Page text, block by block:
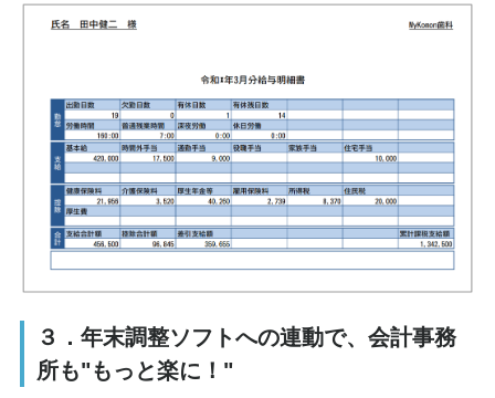
３．年末調整ソフトへの連動で、会計事務
所も"もっと楽に！"